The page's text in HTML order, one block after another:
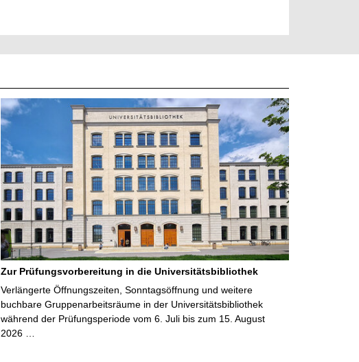
Zur Prüfungsvorbereitung in die Universitätsbibliothek
Verlängerte Öffnungszeiten, Sonntagsöffnung und weitere
buchbare Gruppenarbeitsräume in der Universitätsbibliothek
während der Prüfungsperiode vom 6. Juli bis zum 15. August
2026 …